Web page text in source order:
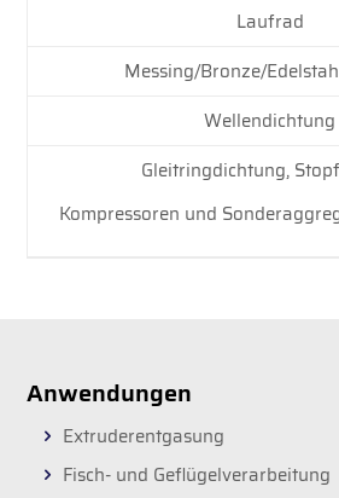
Laufrad
Messing/Bronze/
Wellendichtung
Gleitringdichtung,
Kompressoren und
Anwendungen
Extruderentgasung
Fisch- und Geflügelverarbeitung